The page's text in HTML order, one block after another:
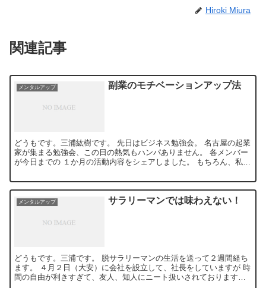
Hiroki Miura
関連記事
メンタルアップ 副業のモチベーションアップ法
どうもです。三浦紘樹です。 先日はビジネス勉強会。 名古屋の起業
家が集まる勉強会、この日の熱気もハンパありません。 各メンバー
が今日までの １か月の活動内容をシェアしました。 もちろん、私も
メンタルアップ サラリーマンでは味わえない！
どうもです。三浦です。 脱サラリーマンの生活を送って２週間経ち
ます。 ４月２日（大安）に会社を設立して、社長をしていますが 時
間の自由が利きすぎて、友人、知人にニート扱いされております